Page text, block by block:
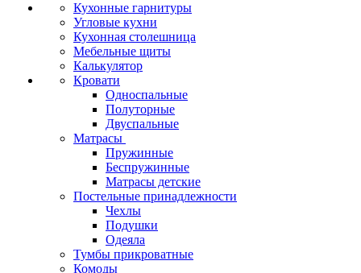
Кухонные гарнитуры
Угловые кухни
Кухонная столешница
Мебельные щиты
Калькулятор
Кровати
Односпальные
Полуторные
Двуспальные
Матрасы
Пружинные
Беспружинные
Матрасы детские
Постельные принадлежности
Чехлы
Подушки
Одеяла
Тумбы прикроватные
Комоды